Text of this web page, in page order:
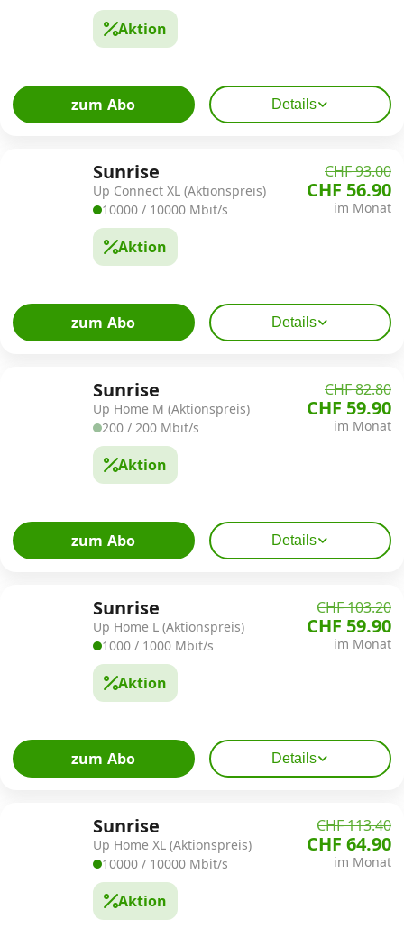
Aktion
zum Abo Details
Sunrise
Up Connect XL (Aktionspreis)
10000 / 10000 Mbit/s
Aktion
CHF 93.00
CHF 56.90
im Monat
zum Abo Details
Sunrise
Up Home M (Aktionspreis)
200 / 200 Mbit/s
Aktion
CHF 82.80
CHF 59.90
im Monat
zum Abo Details
Sunrise
Up Home L (Aktionspreis)
1000 / 1000 Mbit/s
Aktion
CHF 103.20
CHF 59.90
im Monat
zum Abo Details
Sunrise
Up Home XL (Aktionspreis)
10000 / 10000 Mbit/s
Aktion
CHF 113.40
CHF 64.90
im Monat